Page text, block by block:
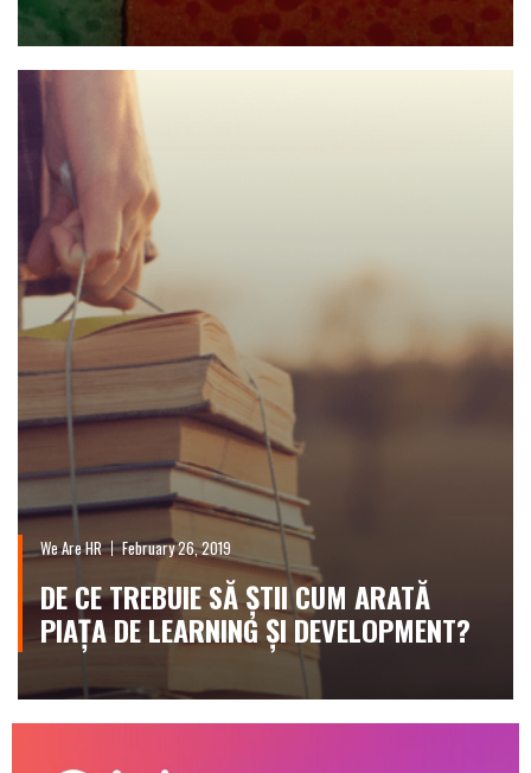
We Are HR February 26, 2019
DE CE TREBUIE SĂ ȘTII CUM ARATĂ
PIAȚA DE LEARNING ȘI DEVELOPMENT?